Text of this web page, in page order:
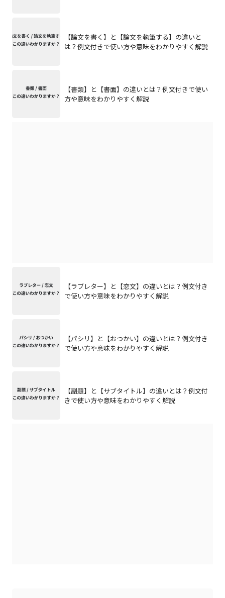
【論文を書く】と【論文を執筆する】の違いと
は？例文付きで使い方や意味をわかりやすく解説
【書類】と【書面】の違いとは？例文付きで使い
方や意味をわかりやすく解説
【ラブレター】と【恋文】の違いとは？例文付き
で使い方や意味をわかりやすく解説
【パシリ】と【おつかい】の違いとは？例文付き
で使い方や意味をわかりやすく解説
【副題】と【サブタイトル】の違いとは？例文付
きで使い方や意味をわかりやすく解説